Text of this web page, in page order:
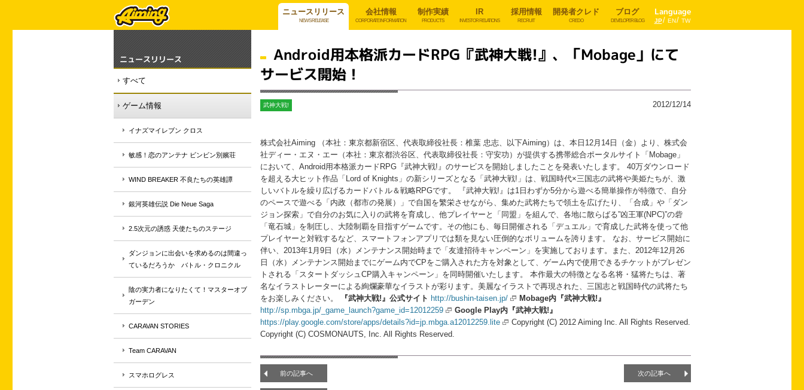
Language
JP EN TW
ニュースリリース
NEWS RELEASE
会社情報
CORPORATE INFORMATION
制作実績
PRODUCTS
IR
INVESTOR RELATIONS
採用情報
RECRUIT
開発者クレド
CREDO
ブログ
DEVELOPER BLOG
Android用本格派カードRPG『武神大戦!』、「Mobage」にて
サービス開始！
2012/12/14
武神大戦!
株式会社Aiming （本社：東京都新宿区、代表取締役社長：椎葉 忠志、以下Aiming）は、本日12月14日（金）より、株式会
社ディー・エヌ・エー（本社：東京都渋谷区、代表取締役社長：守安功）が提供する携帯総合ポータルサイト「Mobage」
において、Android用本格派カードRPG『武神大戦!』のサービスを開始しましたことを発表いたします。 40万ダウンロード
を超える大ヒット作品「Lord of Knights」の新シリーズとなる「武神大戦!」は、戦国時代×三国志の武将や美姫たちが、激
しいバトルを繰り広げるカードバトル＆戦略RPGです。 『武神大戦!』は1日わずか5分から遊べる簡単操作が特徴で、自分
のペースで遊べる「内政（都市の発展）」で自国を繁栄させながら、集めた武将たちで領土を広げたり、「合成」や「ダン
ジョン探索」で自分のお気に入りの武将を育成し、他プレイヤーと「同盟」を組んで、各地に散らばる”凶王軍(NPC)”の砦
「竜石城」を制圧し、大陸制覇を目指すゲームです。その他にも、毎日開催される「デュエル」で育成した武将を使って他
プレイヤーと対戦するなど、スマートフォンアプリでは類を見ない圧倒的なボリュームを誇ります。 なお、サービス開始に
伴い、2013年1月9日（水）メンテナンス開始時まで「友達招待キャンペーン」を実施しております。また、2012年12月26
日（水）メンテナンス開始までにゲーム内でCPをご購入された方を対象として、ゲーム内で使用できるチケットがプレゼン
トされる「スタートダッシュCP購入キャンペーン」を同時開催いたします。 本作最大の特徴となる名将・猛将たちは、著
名なイラストレーターによる絢爛豪華なイラストが彩ります。美麗なイラストで再現された、三国志と戦国時代の武将たち
をお楽しみください。
『武神大戦!』公式サイト http://bushin-taisen.jp/
Mobage内『武神大戦!』
http://sp.mbga.jp/_game_launch?game_id=12012259
Google Play内『武神大戦!』
https://play.google.com/store/apps/details?id=jp.mbga.a12012259.lite
Copyright (C) 2012 Aiming Inc. All Rights Reserved.
Copyright (C) COSMONAUTS, Inc. All Rights Reserved.
次の記事へ
前の記事へ
ニュースリリース
すべて
ゲーム情報
イナズマイレブン クロス
敏感！恋のアンテナ ビンビン別嬪荘
WIND BREAKER 不良たちの英雄譚
銀河英雄伝説 Die Neue Saga
2.5次元の誘惑 天使たちのステージ
ダンジョンに出会いを求めるのは間違っ
ているだろうか バトル・クロニクル
陰の実力者になりたくて！マスターオブ
ガーデン
CARAVAN STORIES
Team CARAVAN
スマホログレス